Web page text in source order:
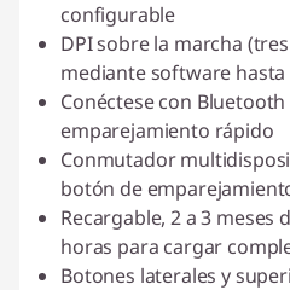
configurable
DPI sobre la marcha
mediante software hasta
Conéctese con
emparejamiento rápido
Conmutador
botón de
Recargable, 2 a 3 meses
horas para cargar
Botones laterales y